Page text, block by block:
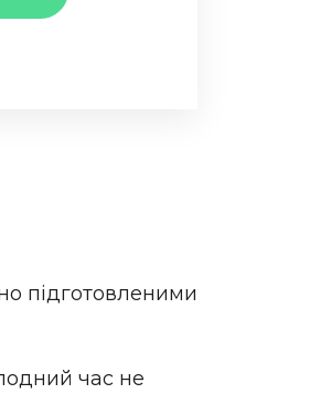
підготовленими
час не